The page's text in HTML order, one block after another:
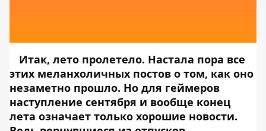
Итак, лето пролетело. Настала пора все
этих меланхоличных постов о том, как оно
незаметно прошло. Но для геймеров
наступление сентября и вообще конец
лета означает только хорошие новости.